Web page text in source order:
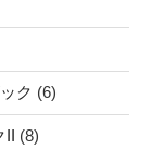
ク (6)
II (8)